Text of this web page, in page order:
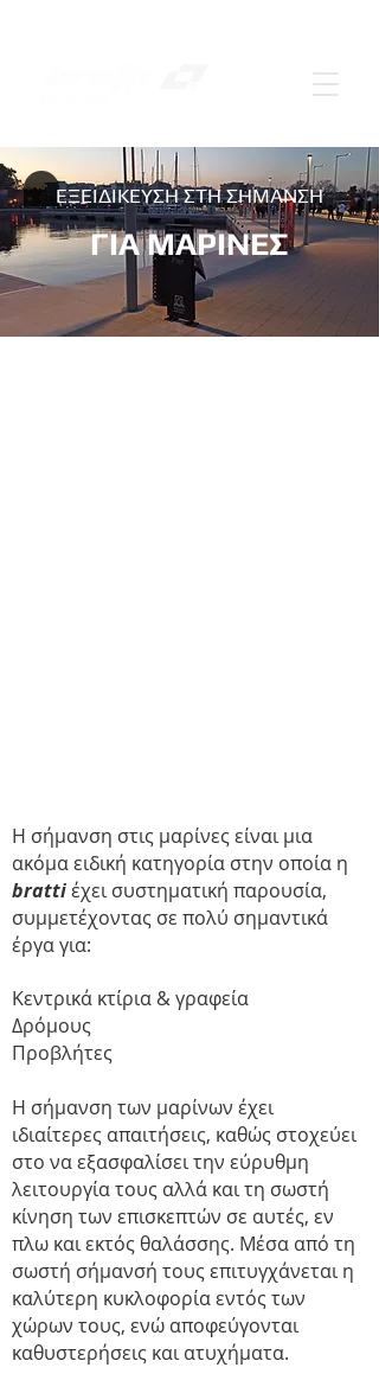
ΕΞΕΙΔΙΚΕΥΣΗ ΣΤΗ ΣΗΜΑΝΣΗ
ΓΙΑ ΜΑΡΙΝΕΣ
Η σήμανση στις μαρίνες είναι μια
ακόμα ειδική κατηγορία στην οποία η
brattiέχει συστηματική παρουσία,
συμμετέχοντας σε πολύ σημαντικά
έργα για:
Κεντρικά κτίρια & γραφεία
Δρόμους
Προβλήτες
Η σήμανση των μαρίνων έχει
ιδιαίτερες απαιτήσεις, καθώς στοχεύει
στο να εξασφαλίσει την εύρυθμη
λειτουργία τους αλλά και τη σωστή
κίνηση των επισκεπτών σε αυτές, εν
πλω και εκτός θαλάσσης. Μέσα από τη
σωστή σήμανσή τους επιτυγχάνεται η
καλύτερη κυκλοφορία εντός των
χώρων τους, ενώ αποφεύγονται
καθυστερήσεις και ατυχήματα.